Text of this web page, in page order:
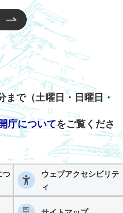
まで（土曜日・日曜日・
庁についてをご覧くださ
つ
ウェブアクセシビリテ
ィ